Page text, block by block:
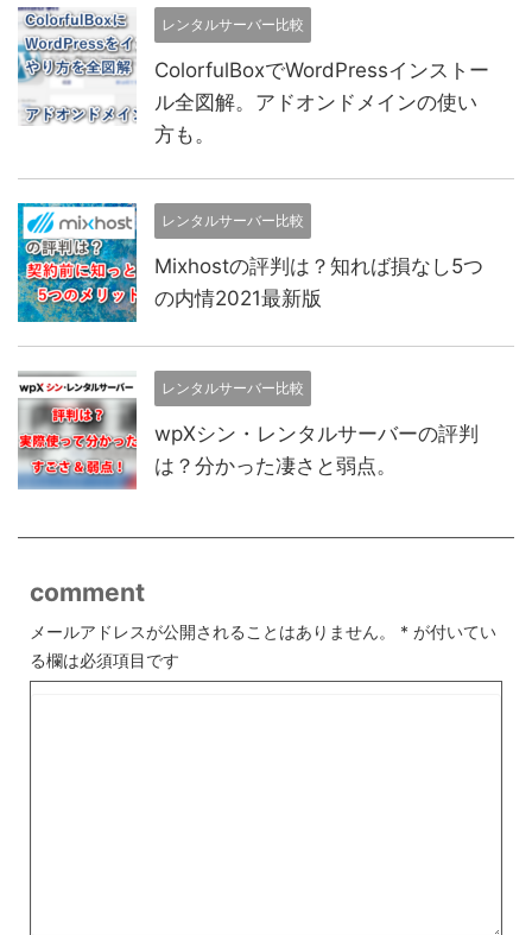
レンタルサーバー比較
ColorfulBoxでWordPressインストー
ル全図解。アドオンドメインの使い
方も。
レンタルサーバー比較
Mixhostの評判は？知れば損なし5つ
の内情2021最新版
レンタルサーバー比較
wpXシン・レンタルサーバーの評判
は？分かった凄さと弱点。
comment
メールアドレスが公開されることはありません。 * が付いてい
る欄は必須項目です